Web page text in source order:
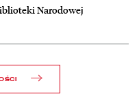
Narodowej